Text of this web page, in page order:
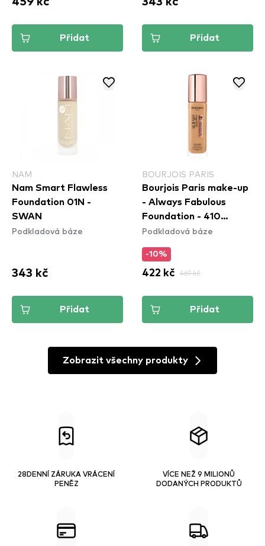
Přidat Přidat
NAM
Nam Smart Flawless
Foundation 01N -
SWAN
Podkladová báze
343 kč
Přidat
BOURJOIS PARIS
Bourjois Paris make-up
- Always Fabulous
Foundation - 410
Golden Beige
Podkladová báze
-10%
422 kč 469 kč
Přidat
Zobrazit všechny produkty
28DENNÍ ZÁRUKA VRÁCENÍ
PENĚZ
VÍCE NEŽ 9 MILIONŮ
DODANÝCH PRODUKTŮ